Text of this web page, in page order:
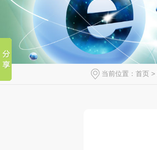
当前位置： 首页 >